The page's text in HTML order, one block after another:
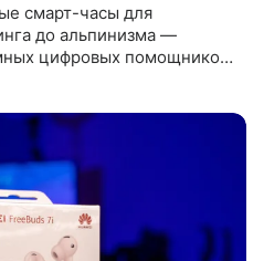
смарт-часы для
до альпинизма —
цифровых помощников.